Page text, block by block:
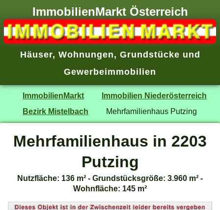
ImmobilienMarkt Österreich
Häuser, Wohnungen, Grundstücke und
Gewerbeimmobilien
ImmobilienMarkt
Immobilien Niederösterreich
Bezirk Mistelbach
Mehrfamilienhaus Putzing
Mehrfamilienhaus in 2203
Putzing
Nutzfläche: 136 m² - Grundstücksgröße: 3.960 m² -
Wohnfläche: 145 m²